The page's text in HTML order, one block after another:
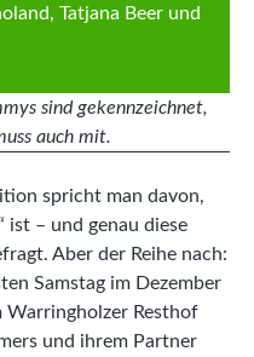
sind gekennzeichnet,
auch mit.
spricht man davon,
ist – und genau diese
Aber der Reihe nach:
Samstag im Dezember
Warringholzer Resthof
und ihrem Partner